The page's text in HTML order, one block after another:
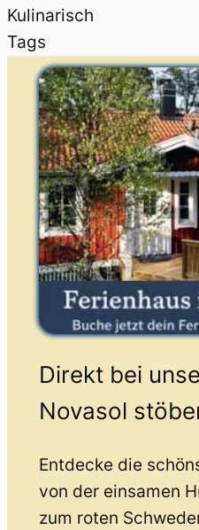
Kulinarisch
Tags
Direkt bei
Novasol
Entdecke die
von der einsamen
zum roten